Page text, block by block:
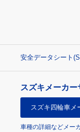
安全データシート
スズキメーカー
スズキ四輪車メ
車種の詳細などメー